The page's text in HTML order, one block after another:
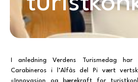
I anledning Verdens Turismedag har
Carabineros i l’Alfàs del Pi vært
«Innovasjon og bærekraft for